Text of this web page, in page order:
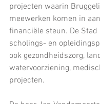
projecten waarin
meewerken komen in
financiële steun. De
scholings- en
ook gezondheidszorg,
watervoorziening,
projecten.